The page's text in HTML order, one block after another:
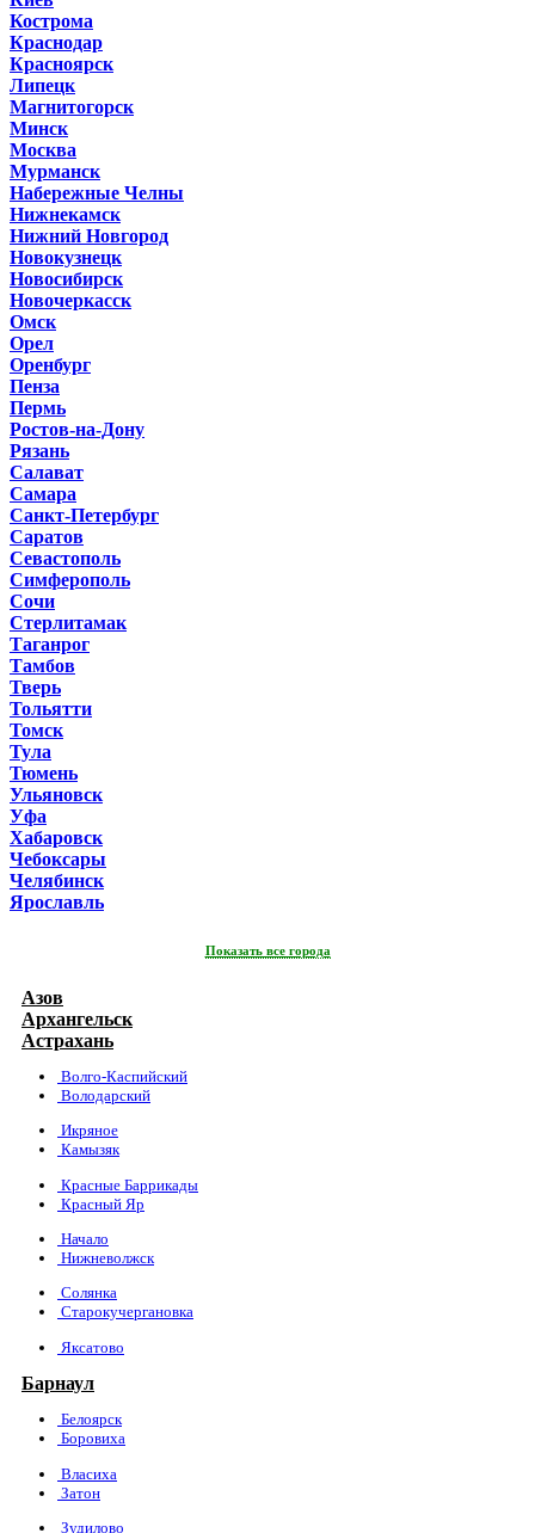
Кострома
Краснодар
Красноярск
Липецк
Магнитогорск
Минск
Москва
Мурманск
Набережные Челны
Нижнекамск
Нижний Новгород
Новокузнецк
Новосибирск
Новочеркасск
Омск
Орел
Оренбург
Пенза
Пермь
Ростов-на-Дону
Рязань
Салават
Самара
Санкт-Петербург
Саратов
Севастополь
Симферополь
Сочи
Стерлитамак
Таганрог
Тамбов
Тверь
Тольятти
Томск
Тула
Тюмень
Ульяновск
Уфа
Хабаровск
Чебоксары
Челябинск
Ярославль
Показать все города
Азов
Архангельск
Астрахань
Волго-Каспийский
Володарский
Икряное
Камызяк
Красные Баррикады
Красный Яр
Начало
Нижневолжск
Солянка
Старокучергановка
Яксатово
Барнаул
Белоярск
Боровиха
Власиха
Затон
Зудилово